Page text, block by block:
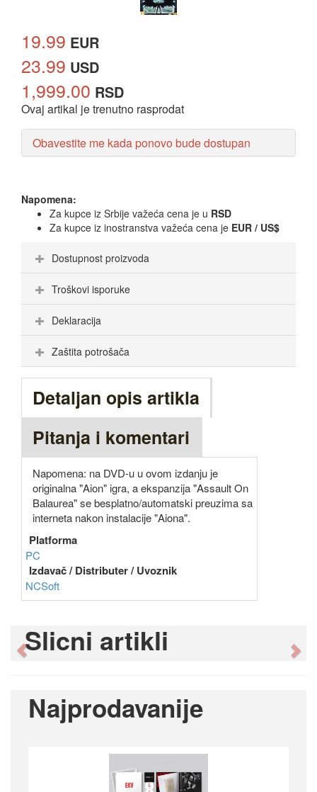
19.99 EUR
23.99 USD
1,999.00 RSD
Ovaj artikal je trenutno rasprodat
Obavestite me kada ponovo bude dostupan
Napomena:
Za kupce iz Srbije važeća cena je u RSD
Za kupce iz inostranstva važeća cena je EUR / US$
Dostupnost proizvoda
Troškovi isporuke
Deklaracija
Zaštita potrošača
Detaljan opis artikla
Pitanja i komentari
Napomena: na DVD-u u ovom izdanju je
originalna "Aion" igra, a ekspanzija "Assault On
Balaurea" se besplatno/automatski preuzima sa
interneta nakon instalacije "Aiona".
Platforma
PC
Izdavač / Distributer / Uvoznik
NCSoft
Slicni artikli
Previous
Najprodavanije